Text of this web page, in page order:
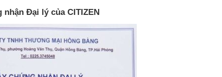
nhận Đại lý của CITIZEN